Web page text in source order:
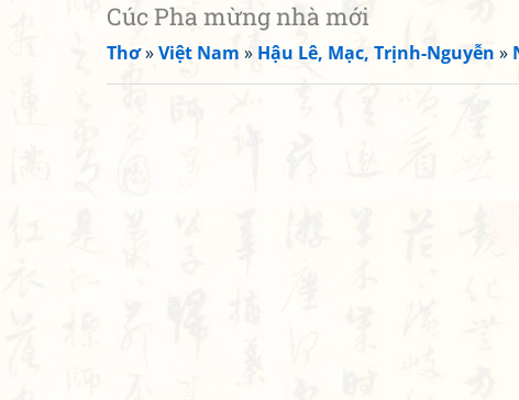
Cúc Pha mừng nhà mới
Thơ»Việt Nam » Hậu Lê, Mạc, Trịnh-Nguyễn »